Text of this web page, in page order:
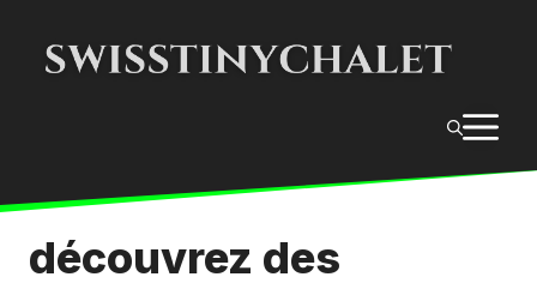
découvrez des